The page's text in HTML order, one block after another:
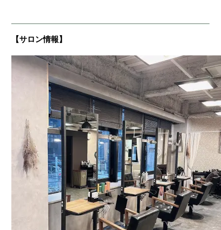
【サロン情報】